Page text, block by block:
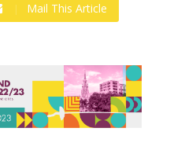
Mail This Article